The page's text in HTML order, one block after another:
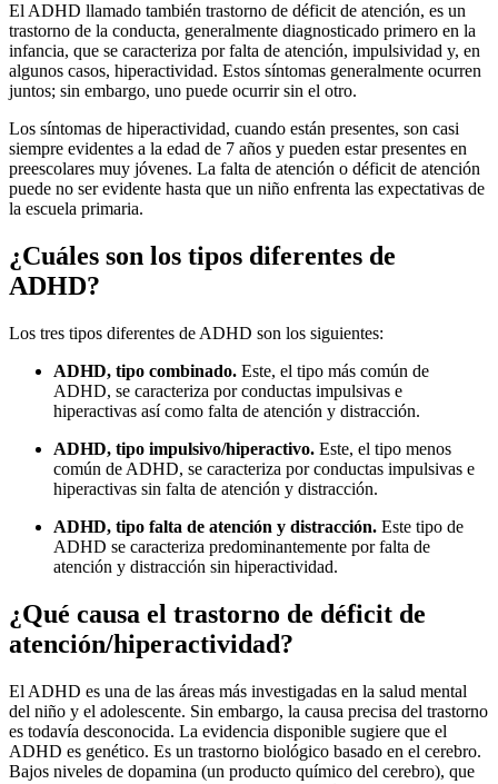
El ADHD llamado también trastorno de déficit de atención, es un
trastorno de la conducta, generalmente diagnosticado primero en la
infancia, que se caracteriza por falta de atención, impulsividad y, en
algunos casos, hiperactividad. Estos síntomas generalmente ocurren
juntos; sin embargo, uno puede ocurrir sin el otro.
Los síntomas de hiperactividad, cuando están presentes, son casi
siempre evidentes a la edad de 7 años y pueden estar presentes en
preescolares muy jóvenes. La falta de atención o déficit de atención
puede no ser evidente hasta que un niño enfrenta las expectativas de
la escuela primaria.
¿Cuáles son los tipos diferentes de
ADHD?
Los tres tipos diferentes de ADHD son los siguientes:
ADHD, tipo combinado. Este, el tipo más común de
ADHD, se caracteriza por conductas impulsivas e
hiperactivas así como falta de atención y distracción.
ADHD, tipo impulsivo/hiperactivo. Este, el tipo menos
común de ADHD, se caracteriza por conductas impulsivas e
hiperactivas sin falta de atención y distracción.
ADHD, tipo falta de atención y distracción. Este tipo de
ADHD se caracteriza predominantemente por falta de
atención y distracción sin hiperactividad.
¿Qué causa el trastorno de déficit de
atención/hiperactividad?
El ADHD es una de las áreas más investigadas en la salud mental
del niño y el adolescente. Sin embargo, la causa precisa del trastorno
es todavía desconocida. La evidencia disponible sugiere que el
ADHD es genético. Es un trastorno biológico basado en el cerebro.
Bajos niveles de dopamina (un producto químico del cerebro), que